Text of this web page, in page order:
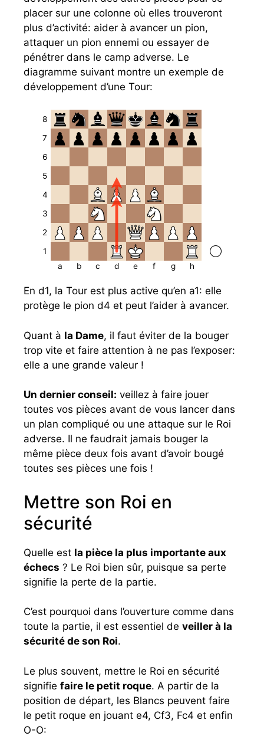
placer sur une colonne où elles trouveront
plus d’activité: aider à avancer un pion,
attaquer un pion ennemi ou essayer de
pénétrer dans le camp adverse. Le
diagramme suivant montre un exemple de
développement d’une Tour:
8
7
6
5
4
3
2
1
a
b c d e f g h
En d1, la Tour est plus active qu’en a1: elle
protège le pion d4 et peut l’aider à avancer.
Quant à la Dame, il faut éviter de la bouger
trop vite et faire attention à ne pas l’exposer:
elle a une grande valeur !
Un dernier conseil: veillez à faire jouer
toutes vos pièces avant de vous lancer dans
un plan compliqué ou une attaque sur le Roi
adverse. Il ne faudrait jamais bouger la
même pièce deux fois avant d’avoir bougé
toutes ses pièces une fois !
Mettre son Roi en
sécurité
Quelle est la pièce la plus importante aux
échecs ? Le Roi bien sûr, puisque sa perte
signifie la perte de la partie.
C’est pourquoi dans l’ouverture comme dans
toute la partie, il est essentiel de veiller à la
sécurité de son Roi.
Le plus souvent, mettre le Roi en sécurité
signifie faire le petit roque. A partir de la
position de départ, les Blancs peuvent faire
le petit roque en jouant e4, Cf3, Fc4 et enfin
O-O: